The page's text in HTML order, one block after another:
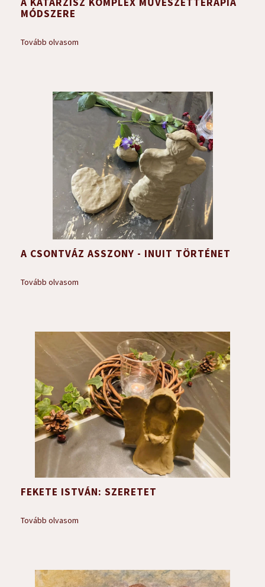
MÓDSZERE
Tovább olvasom
A CSONTVÁZ ASSZONY - INUIT TÖRTÉNET
Tovább olvasom
FEKETE ISTVÁN: SZERETET
Tovább olvasom